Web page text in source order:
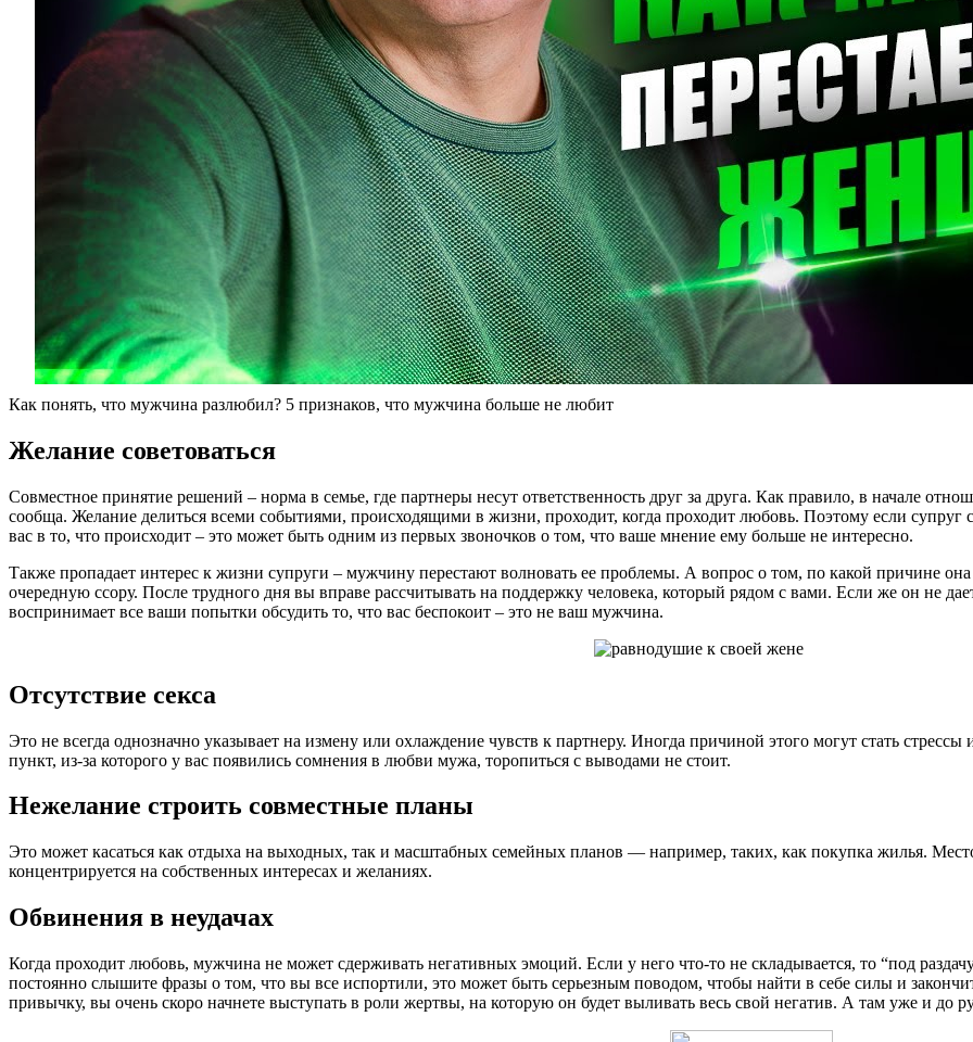
Как понять, что мужчина разлюбил? 5 признаков, что мужчина больше не любит
Желание советоваться
Совместное принятие решений – норма в семье, где партнеры несут ответственность друг за друга. Как правило, в начале
сообща. Желание делиться всеми событиями, происходящими в жизни, проходит, когда проходит любовь. Поэтому если
вас в то, что происходит – это может быть одним из первых звоночков о том, что ваше мнение ему больше не интересно.
Также пропадает интерес к жизни супруги – мужчину перестают волновать ее проблемы. А вопрос о том, по какой причине она
очередную ссору. После трудного дня вы вправе рассчитывать на поддержку человека, который рядом с вами. Если же он не
воспринимает все ваши попытки обсудить то, что вас беспокоит – это не ваш мужчина.
Отсутствие секса
Это не всегда однозначно указывает на измену или охлаждение чувств к партнеру. Иногда причиной этого могут стать
пункт, из-за которого у вас появились сомнения в любви мужа, торопиться с выводами не стоит.
Нежелание строить совместные планы
Это может касаться как отдыха на выходных, так и масштабных семейных планов — например, таких, как покупка жилья.
концентрируется на собственных интересах и желаниях.
Обвинения в неудачах
Когда проходит любовь, мужчина не может сдерживать негативных эмоций. Если у него что-то не складывается, то “под
постоянно слышите фразы о том, что вы все испортили, это может быть серьезным поводом, чтобы найти в себе силы и
привычку, вы очень скоро начнете выступать в роли жертвы, на которую он будет выливать весь свой негатив. А там уже и до